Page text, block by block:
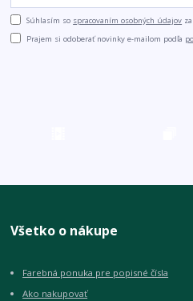
Súhlasím so spracovaním osobných údajov
Prajem si odoberať novinky e-mailom podľa
Všetko o nákupe
Farebná ponuka pre popisné čísla
Ako nakupovať